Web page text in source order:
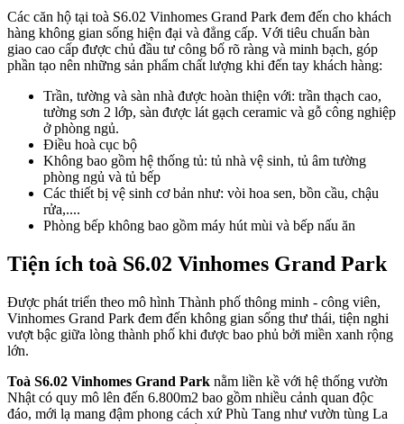
Các căn hộ tại toà S6.02 Vinhomes Grand Park đem đến cho khách
hàng không gian sống hiện đại và đẳng cấp. Với tiêu chuẩn bàn
giao cao cấp được chủ đầu tư công bố rõ ràng và minh bạch, góp
phần tạo nên những sản phẩm chất lượng khi đến tay khách hàng:
Trần, tường và sàn nhà được hoàn thiện với: trần thạch cao,
tường sơn 2 lớp, sàn được lát gạch ceramic và gỗ công nghiệp
ở phòng ngủ.
Điều hoà cục bộ
Không bao gồm hệ thống tủ: tủ nhà vệ sinh, tủ âm tường
phòng ngủ và tủ bếp
Các thiết bị vệ sinh cơ bản như: vòi hoa sen, bồn cầu, chậu
rửa,....
Phòng bếp không bao gồm máy hút mùi và bếp nấu ăn
Tiện ích toà S6.02 Vinhomes Grand Park
Được phát triển theo mô hình Thành phố thông minh - công viên,
Vinhomes Grand Park đem đến không gian sống thư thái, tiện nghi
vượt bậc giữa lòng thành phố khi được bao phủ bởi miền xanh rộng
lớn.
Toà S6.02 Vinhomes Grand Park nằm liền kề với hệ thống vườn
Nhật có quy mô lên đến 6.800m2 bao gồm nhiều cảnh quan độc
đáo, mới lạ mang đậm phong cách xứ Phù Tang như vườn tùng La